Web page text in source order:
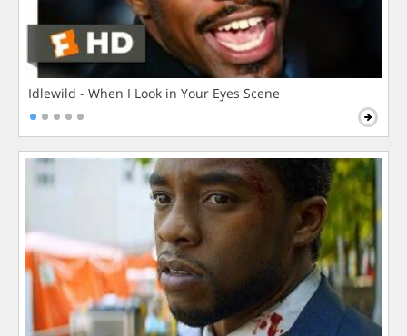
Idlewild - When I Look in Your Eyes Scene